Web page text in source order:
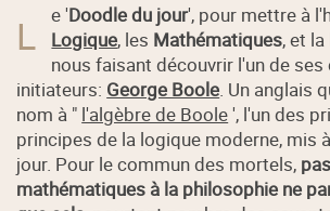
L e 'Doodle du jour', pour mettre à
Logique, les Mathématiques, et la
nous faisant découvrir l'un de
initiateurs: George Boole . Un anglais
nom à " l'algèbre de Boole', l'un des
principes de la logique moderne, mis
jour. Pour le commun des mortels,
mathématiques à la philosophie ne